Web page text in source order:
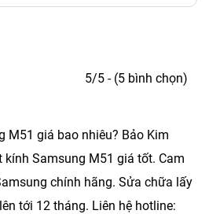
5/5 - (5 bình chọn)
M51 giá bao nhiêu? Bảo Kim
kính Samsung M51 giá tốt. Cam
chính hãng. Sửa chữa lấy
tới 12 tháng. Liên hệ hotline: